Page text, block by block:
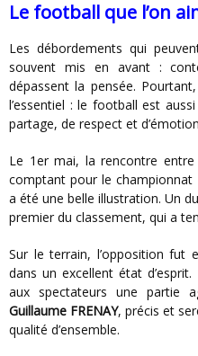
Le football que l’on
Les débordements qui peuvent entourer certains matchs sont
souvent mis en avant :
dépassent la pensée.
l’essentiel : le football est
partage, de respect et
Le 1er mai, la rencontre entre
comptant pour le championnat
a été une belle illustration. Un
premier du classement, qui a
Sur le terrain, l’opposition fut engagée mais toujours maîtrisée,
dans un excellent état
aux spectateurs une partie
Guillaume FRENAY, précis et
qualité d’ensemble.